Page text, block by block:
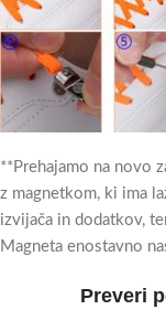
**Prehajamo na novo
z magnetkom, ki ima
izvijača in dodatkov,
Magneta enostavno
Preveri